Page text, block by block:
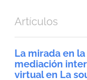
Artículos
La mirada en
mediación
virtual en La